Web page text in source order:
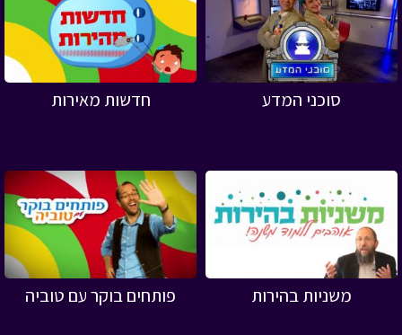
סוכני המדע חדשות מאירות
משניות בהירות פותחים בוקר עם טוביה